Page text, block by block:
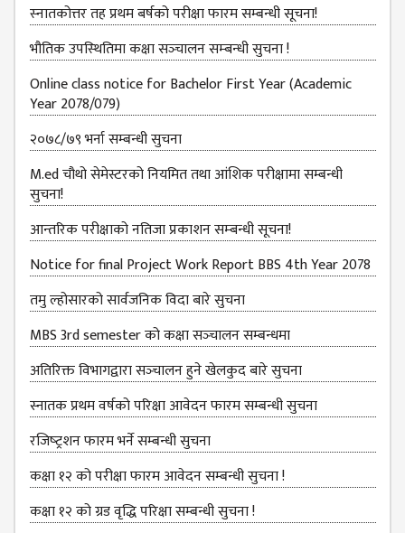
B.ED FIRST YEAR
B.ED SECOND YEAR
B.ED THIRD YEAR
B.ED FOURTH YEAR
ONE YEAR B.ED
EDUCATION(M.ED)
M.ED FIRST
SEMESTERS
M.ED SECOND
SEMESTERS
M.ED THIRD
SEMESTERS
M.ED FOURTH
SEMESTERS
MANAGEMENT
SEMESTERS
स्‍नातकोत्तर तह प्रथम बर्षको परीक्षा फारम सम्बन्‍धी सूचना!
भौतिक उपस्‍थितिमा कक्षा सञ्‍चालन सम्‍बन्‍धी सुचना !
Online class notice for Bachelor First Year (Academic
Year 2078/079)
२०७८/७९ भर्ना सम्बन्धी सुचना
M.ed चौथो सेमेस्टरको नियमित तथा आंशिक परीक्षामा सम्बन्धी
सुचना!
आन्‍तरिक परीक्षाको नतिजा प्रकाशन सम्‍बन्धी सूचना!
Notice for final Project Work Report BBS 4th Year 2078
तमु ल्होसारको सार्वजनिक विदा बारे सुचना
MBS 3rd semester को कक्षा सञ्‍चालन सम्बन्धमा
अतिरिक्त विभागद्वारा सञ्‍चालन हुने खेलकुद बारे सुचना
स्नातक प्रथम वर्षको परिक्षा आवेदन फारम सम्बन्धी सुचना
रजिष्‍ट्रशन फारम भर्ने सम्बन्धी सुचना
कक्षा १२ को परीक्षा फारम आवेदन सम्बन्धी सुचना !
कक्षा १२ को ग्रड वृद्धि परिक्षा सम्बन्धी सुचना !